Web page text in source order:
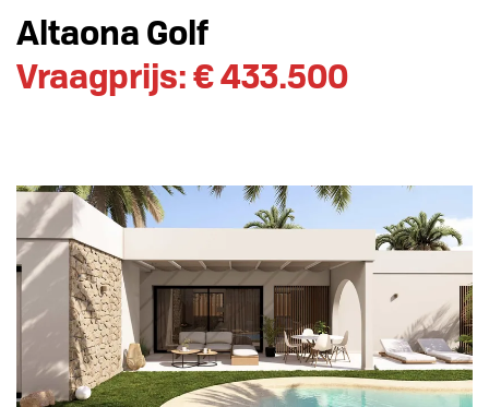
Altaona Golf
Vraagprijs: € 433.500